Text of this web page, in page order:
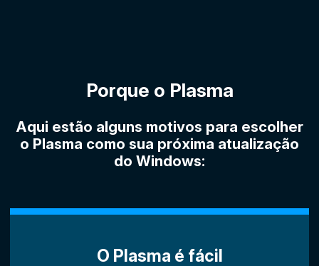
Porque o Plasma
Aqui estão alguns motivos para escolher
o Plasma como sua próxima atualização
do Windows:
O Plasma é fácil